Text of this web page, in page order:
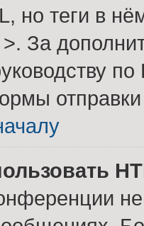
но теги в
За